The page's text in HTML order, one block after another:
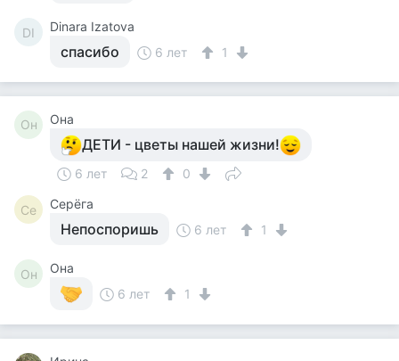
DI Dinara Izatova
спасибо 6 лет 1
Он Она
ДЕТИ - цветы нашей жизни!
6 лет 2 0
Се Серёга
Непоспоришь 6 лет 1
Он
Она
6 лет
1